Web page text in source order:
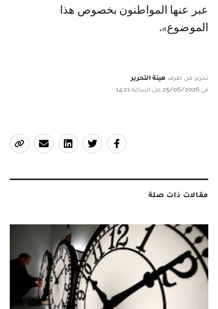
عبر عنها المواطنون بخصوص هذا
الموضوع».
تحرير من طرف هيئة التحرير
في 25/06/2026 على الساعة 14:21
مقالات ذات صلة